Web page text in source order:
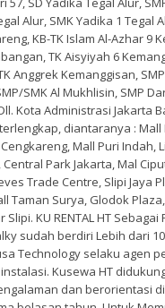
Alur, SMK Yadika 1 Tegal
KB-TK Islam Al-Azhar 9
TK Aisyiyah 6
Anggrek Kemanggisan,
SMK Al Mukhlisin, SMP
Kota Administrasi Jakarta
diantaranya : Mall
Mall Puri Indah,
Park Jakarta, Mal
Trade Centre, Slipi Jaya
Taman Surya, Glodok
KU RENTAL HT Sebagai
sudah berdiri Lebih dari
Technology selaku agen
Kusewa HT
dan berorientasi